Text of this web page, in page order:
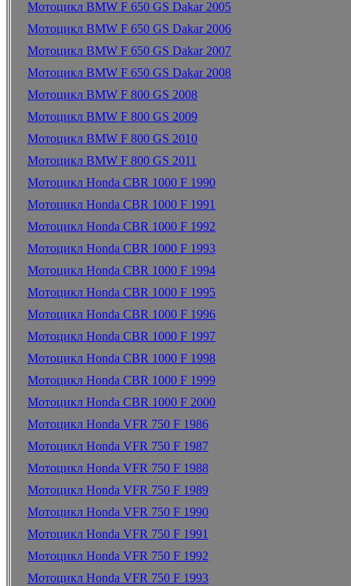
Мотоцикл BMW F 650 GS Dakar 2005
Мотоцикл BMW F 650 GS Dakar 2006
Мотоцикл BMW F 650 GS Dakar 2007
Мотоцикл BMW F 650 GS Dakar 2008
Мотоцикл BMW F 800 GS 2008
Мотоцикл BMW F 800 GS 2009
Мотоцикл BMW F 800 GS 2010
Мотоцикл BMW F 800 GS 2011
Мотоцикл Honda CBR 1000 F 1990
Мотоцикл Honda CBR 1000 F 1991
Мотоцикл Honda CBR 1000 F 1992
Мотоцикл Honda CBR 1000 F 1993
Мотоцикл Honda CBR 1000 F 1994
Мотоцикл Honda CBR 1000 F 1995
Мотоцикл Honda CBR 1000 F 1996
Мотоцикл Honda CBR 1000 F 1997
Мотоцикл Honda CBR 1000 F 1998
Мотоцикл Honda CBR 1000 F 1999
Мотоцикл Honda CBR 1000 F 2000
Мотоцикл Honda VFR 750 F 1986
Мотоцикл Honda VFR 750 F 1987
Мотоцикл Honda VFR 750 F 1988
Мотоцикл Honda VFR 750 F 1989
Мотоцикл Honda VFR 750 F 1990
Мотоцикл Honda VFR 750 F 1991
Мотоцикл Honda VFR 750 F 1992
Мотоцикл Honda VFR 750 F 1993